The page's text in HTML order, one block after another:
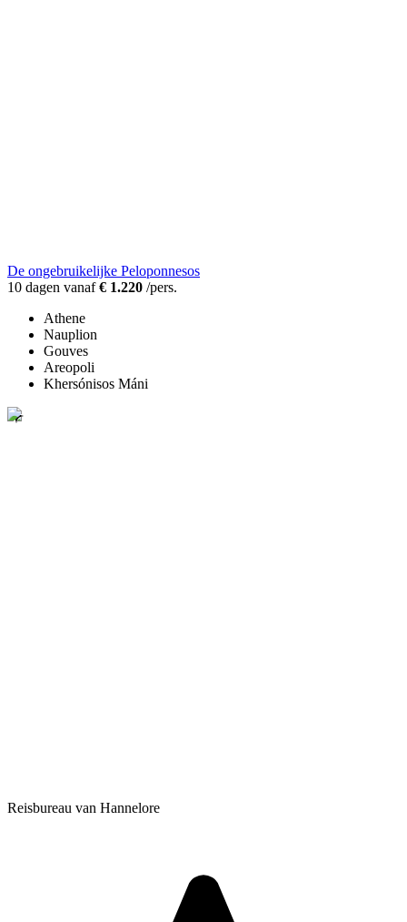
De ongebruikelijke Peloponnesos
10 dagen vanaf€ 1.220 /pers.
Athene
Nauplion
Gouves
Areopoli
Khersónisos Máni
Reisbureau van Hannelore